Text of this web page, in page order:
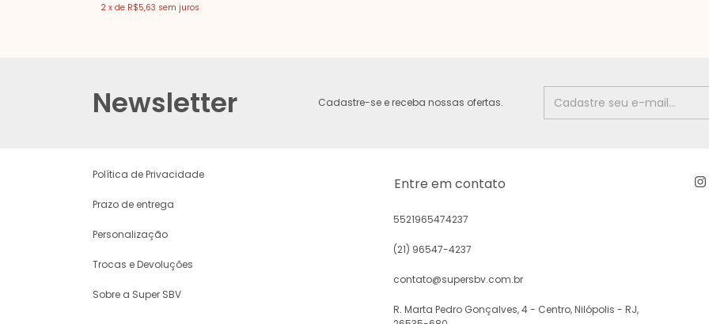
2 x de R$5,63 sem juros
Newsletter Cadastre-se e receba nossas ofertas.
Política de Privacidade
Prazo de entrega
Personalização
Trocas e Devoluções
Sobre a Super SBV
Entre em contato
5521965474237
(21) 96547-4237
contato@supersbv.com.br
R. Marta Pedro Gonçalves, 4 - Centro, Nilópolis - RJ,